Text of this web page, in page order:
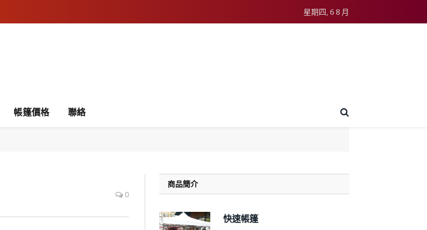
星期四, 6 8 月
帳篷價格 聯絡
0
商品簡介
快速帳篷